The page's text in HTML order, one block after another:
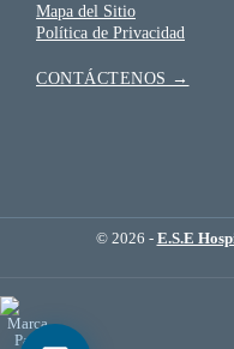
Mapa del Sitio
Política de Privacidad
CONTÁCTENOS →
© 2026 - E.S.E